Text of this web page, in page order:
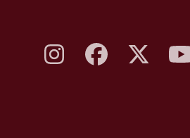
Instagram, abre en nueva
Facebook, abre en
X, antes